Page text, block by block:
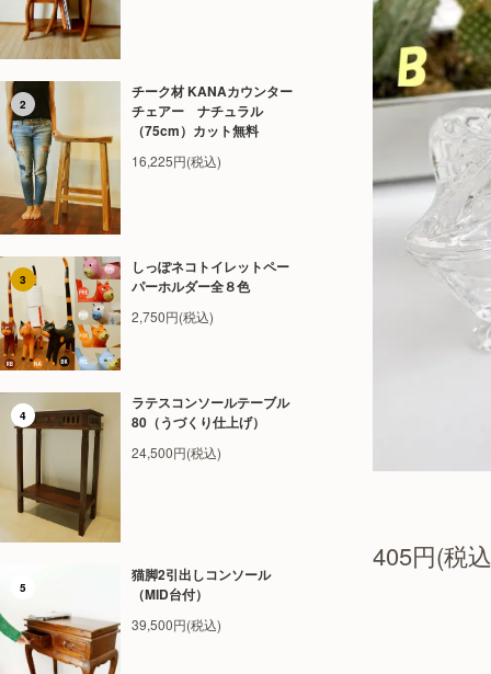
2
チーク材 KANAカウンター
チェアー ナチュラル
（75cm）カット無料
16,225円(税込)
3
しっぽネコトイレットペー
パーホルダー全８色
2,750円(税込)
4
ラテスコンソールテーブル
80（うづくり仕上げ）
24,500円(税込)
5
猫脚2引出しコンソール
（MID台付）
39,500円(税込)
405円(税